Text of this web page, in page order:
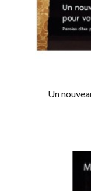
Un